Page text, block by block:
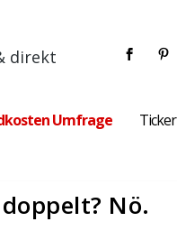
direkt
Umfrage Ticker
Nö.